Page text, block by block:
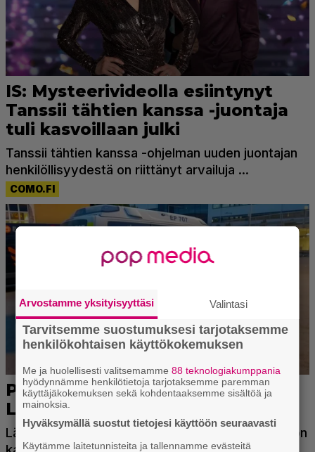
Arvostamme yksityisyyttäsi Valintasi
Tarvitsemme suostumuksesi tarjotaksemme
henkilökohtaisen käyttökokemuksen
Me ja huolellisesti valitsemamme88 teknologiakumppania
hyödynnämme henkilötietoja tarjotaksemme paremman
käyttäjäkokemuksen sekä kohdentaaksemme sisältöä ja
mainoksia.
Hyväksymällä suostut tietojesi käyttöön seuraavasti
Käytämme laitetunnisteita ja tallennamme evästeitä